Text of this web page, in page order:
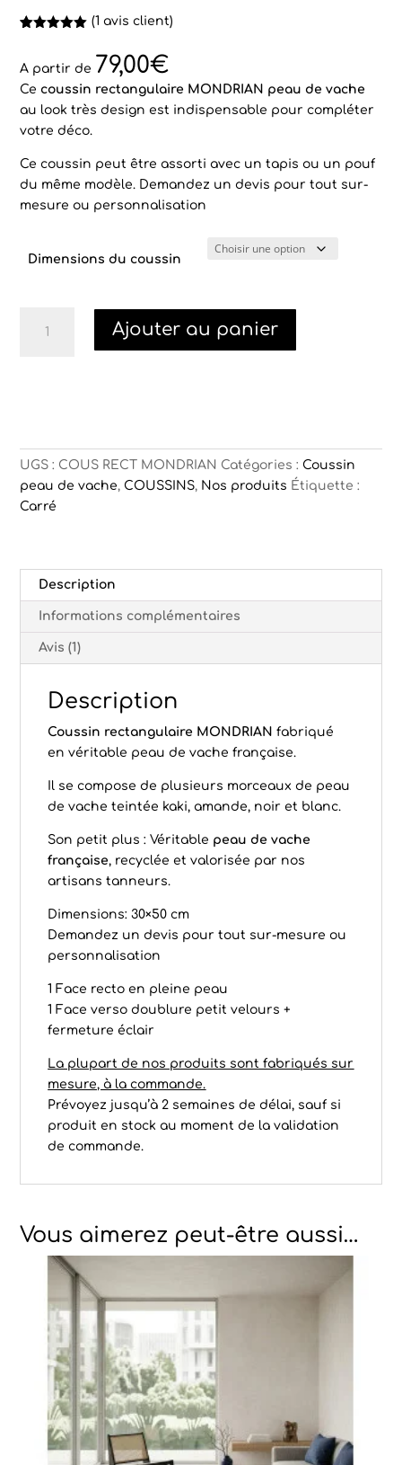
basé sur
notation
client
(1 avis client)
A partir de 79,00€
Ce coussin rectangulaire MONDRIAN peau de vache
au look très design est indispensable pour compléter
votre déco.
Ce coussin peut être assorti avec un tapis ou un pouf
du même modèle. Demandez un devis pour tout sur-
mesure ou personnalisation
Dimensions du coussin
Ajouter au panier
UGS : COUS RECT MONDRIAN Catégories :Coussin
peau de vache,COUSSINS, Nos produits Étiquette :
Carré
Description
Informations complémentaires
Avis (1)
Description
Coussin rectangulaire MONDRIANfabriqué
en véritable peau de vache française.
Il se compose de plusieurs morceaux de peau
de vache teintée kaki, amande, noir et blanc.
Son petit plus : Véritable peau de vache
française, recyclée et valorisée par nos
artisans tanneurs.
Dimensions: 30×50 cm
Demandez un devis pour tout sur-mesure ou
personnalisation
1 Face recto en pleine peau
1 Face verso doublure petit velours +
fermeture éclair
La plupart de nos produits sont fabriqués sur
mesure, à la commande.
Prévoyez jusqu’à 2 semaines de délai, sauf si
produit en stock au moment de la validation
de commande.
Vous aimerez peut-être aussi…